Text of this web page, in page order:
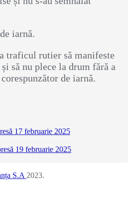
iarnă.
traficul rutier să manifeste
să nu plece la drum fără a
de iarnă.
17 februarie 2025
19 februarie 2025
S.A 2023.